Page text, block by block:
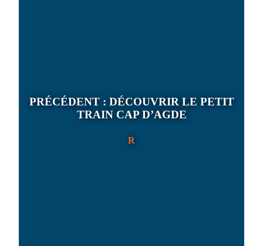
PRÉCÉDENT : DÉCOUVRIR LE PETIT
TRAIN CAP D’AGDE